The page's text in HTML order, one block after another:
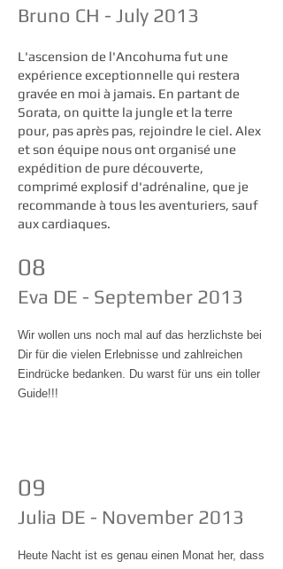
Bruno CH - July 2013
L'ascension de l'Ancohuma fut une
expérience exceptionnelle qui restera
gravée en moi à jamais. En partant de
Sorata, on quitte la jungle et la terre
pour, pas après pas, rejoindre le ciel. Alex
et son équipe nous ont organisé une
expédition de pure découverte,
comprimé explosif d'adrénaline, que je
recommande à tous les aventuriers, sauf
aux cardiaques.
08
Eva DE - September 2013
Wir wollen uns noch mal auf das herzlichste bei
Dir für die vielen Erlebnisse und zahlreichen
Eindrücke bedanken. Du warst für uns ein toller
Guide!!!
09
Julia DE - November 2013
Heute Nacht ist es genau einen Monat her, dass